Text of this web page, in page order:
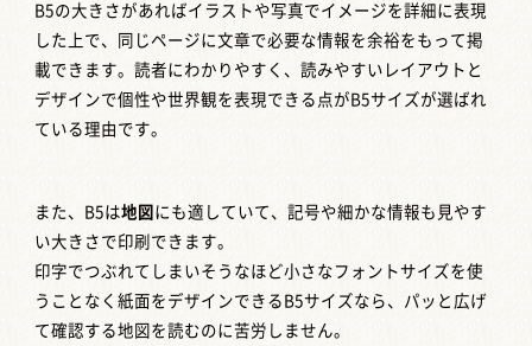
B5の大きさがあればイラストや写真でイメージを詳細に表現
した上で、同じページに文章で必要な情報を余裕をもって掲
載できます。読者にわかりやすく、読みやすいレイアウトと
デザインで個性や世界観を表現できる点がB5サイズが選ばれ
ている理由です。
また、B5は地図 にも適していて、記号や細かな情報も見やす
い大きさで印刷できます。
印字でつぶれてしまいそうなほど小さなフォントサイズを使
うことなく紙面をデザインできるB5サイズなら、パッと広げ
て確認する地図を読むのに苦労しません。